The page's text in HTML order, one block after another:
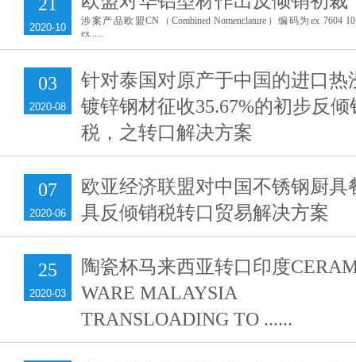
2020-10
涉案产品欧盟CN（Combined Nomenclature）编码为ex 7604
ex......
03
2020-08
针对泰国对原产于中国的进口热
镀锌钢材征收35.67%的初步反倾
税，之转口解决方案
07
2020-06
欧亚经济联盟对中国不锈钢厨具
具反倾销税转口贸易解决方案
25
2020-03
陶瓷杯马来西亚转口印度
WARE MALAYSIA
TRANSLOADING TO ......